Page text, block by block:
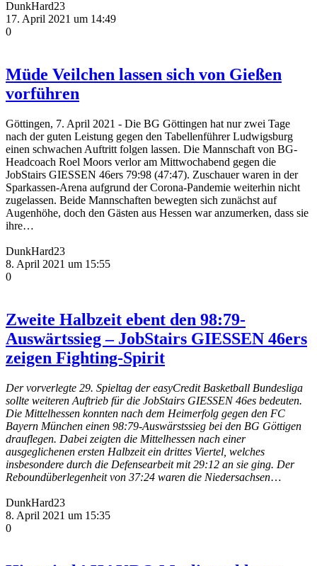
DunkHard23
17. April 2021 um 14:49
0
Müde Veilchen lassen sich von Gießen
vorführen
Göttingen, 7. April 2021 - Die BG Göttingen hat nur zwei Tage
nach der guten Leistung gegen den Tabellenführer Ludwigsburg
einen schwachen Auftritt folgen lassen. Die Mannschaft von BG-
Headcoach Roel Moors verlor am Mittwochabend gegen die
JobStairs GIESSEN 46ers 79:98 (47:47). Zuschauer waren in der
Sparkassen-Arena aufgrund der Corona-Pandemie weiterhin nicht
zugelassen. Beide Mannschaften bewegten sich zunächst auf
Augenhöhe, doch den Gästen aus Hessen war anzumerken, dass sie
ihre…
DunkHard23
8. April 2021 um 15:55
0
Zweite Halbzeit ebent den 98:79-
Auswärtssieg – JobStairs GIESSEN 46ers
zeigen Fighting-Spirit
Der vorverlegte 29. Spieltag der easyCredit Basketball Bundesliga
sollte weiteren Auftrieb für die JobStairs GIESSEN 46es bedeuten.
Die Mittelhessen konnten nach dem Heimerfolg gegen den FC
Bayern München einen 98:79-Auswärstssieg bei den BG Göttigen
drauflegen. Dabei zeigten die Mittelhessen nach einer
ausgeglichenen ersten Halbzeit ein drittes Viertel, welches
insbesondere durch die Defensearbeit mit 29:12 an sie ging. Der
Reboundüberlegenheit von 37:24 waren die Niedersachsen…
DunkHard23
8. April 2021 um 15:35
0